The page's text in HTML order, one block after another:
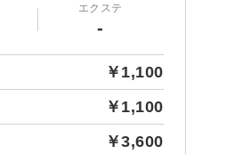
エクステ
-
￥1,100
￥1,100
￥3,600